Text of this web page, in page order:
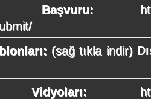
Başvuru: http://
(sağ tıkla indir)
Vidyoları: http://